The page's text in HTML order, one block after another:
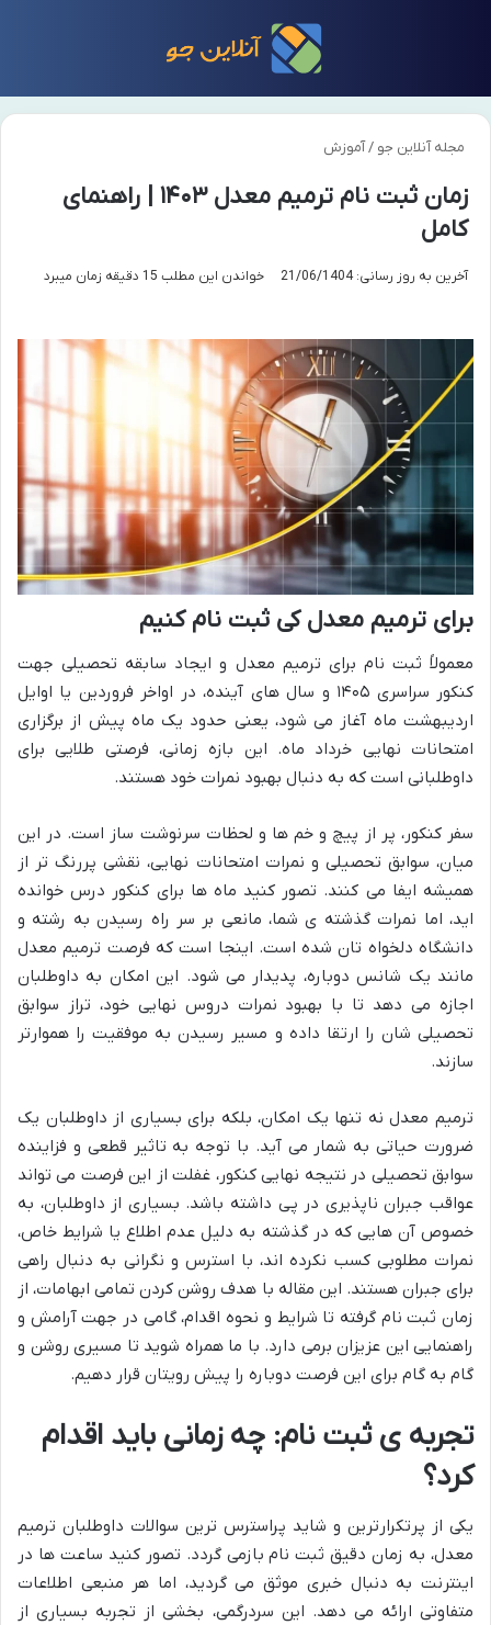
مجله آنلاین جو /آموزش
زمان ثبت نام ترمیم معدل ۱۴۰۳ | راهنمای
کامل
آخرین به روز رسانی: 21/06/1404 خواندن این مطلب 15 دقیقه زمان میبرد
برای ترمیم معدل کی ثبت نام کنیم
معمولاً ثبت نام برای ترمیم معدل و ایجاد سابقه تحصیلی جهت
کنکور سراسری ۱۴۰۵ و سال های آینده، در اواخر فروردین یا اوایل
اردیبهشت ماه آغاز می شود، یعنی حدود یک ماه پیش از برگزاری
امتحانات نهایی خرداد ماه. این بازه زمانی، فرصتی طلایی برای
داوطلبانی است که به دنبال بهبود نمرات خود هستند.
سفر کنکور، پر از پیچ و خم ها و لحظات سرنوشت ساز است. در این
میان، سوابق تحصیلی و نمرات امتحانات نهایی، نقشی پررنگ تر از
همیشه ایفا می کنند. تصور کنید ماه ها برای کنکور درس خوانده
اید، اما نمرات گذشته ی شما، مانعی بر سر راه رسیدن به رشته و
دانشگاه دلخواه تان شده است. اینجا است که فرصت ترمیم معدل
مانند یک شانس دوباره، پدیدار می شود. این امکان به داوطلبان
اجازه می دهد تا با بهبود نمرات دروس نهایی خود، تراز سوابق
تحصیلی شان را ارتقا داده و مسیر رسیدن به موفقیت را هموارتر
سازند.
ترمیم معدل نه تنها یک امکان، بلکه برای بسیاری از داوطلبان یک
ضرورت حیاتی به شمار می آید. با توجه به تاثیر قطعی و فزاینده
سوابق تحصیلی در نتیجه نهایی کنکور، غفلت از این فرصت می تواند
عواقب جبران ناپذیری در پی داشته باشد. بسیاری از داوطلبان، به
خصوص آن هایی که در گذشته به دلیل عدم اطلاع یا شرایط خاص،
نمرات مطلوبی کسب نکرده اند، با استرس و نگرانی به دنبال راهی
برای جبران هستند. این مقاله با هدف روشن کردن تمامی ابهامات، از
زمان ثبت نام گرفته تا شرایط و نحوه اقدام، گامی در جهت آرامش و
راهنمایی این عزیزان برمی دارد. با ما همراه شوید تا مسیری روشن و
گام به گام برای این فرصت دوباره را پیش رویتان قرار دهیم.
تجربه ی ثبت نام: چه زمانی باید اقدام
کرد؟
یکی از پرتکرارترین و شاید پراسترس ترین سوالات داوطلبان ترمیم
معدل، به زمان دقیق ثبت نام بازمی گردد. تصور کنید ساعت ها در
اینترنت به دنبال خبری موثق می گردید، اما هر منبعی اطلاعات
متفاوتی ارائه می دهد. این سردرگمی، بخشی از تجربه بسیاری از